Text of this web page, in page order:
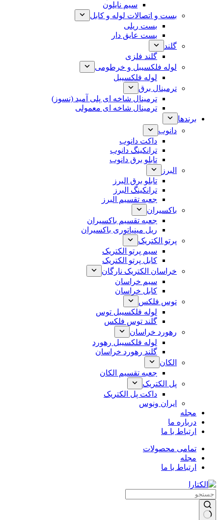
سیم نایلون
بست و اتصالات لوله و کابل
بست ریلی
بست عایق دار
گلند
گلند فلزی
لوله فلکسیبل و خرطومی
لوله فلکسیبل
ترمینال برق
ترمینال شاخه ای پلی آمید (نسوز)
ترمینال شاخه ای معمولی
برندها
دانوب
داکت دانوب
ترانکینگ دانوب
تابلو برق دانوب
البرز
تابلو برق البرز
ترانکینگ البرز
جعبه تقسیم البرز
باکسیران
جعبه تقسیم باکسیران
ریل مینیاتوری باکسیران
پرتو الکتریک
سیم پرتو الکتریک
کابل پرتو الکتریک
خراسان الکتریک نارگان
سیم خراسان
کابل خراسان
توس فلکس
لوله فلکسیبل توس
گلند توس فلکس
رهورد خراسان
لوله فلکسیبل رهورد
گلند رهورد خراسان
الکان
جعبه تقسیم الکان
پل الکتریک
داکت پل الکتریک
ایران ونوس
مجله
درباره ما
ارتباط با ما
تمامی محصولات
مجله
ارتباط با ما